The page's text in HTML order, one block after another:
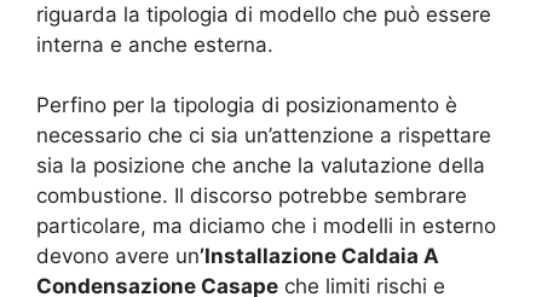
riguarda la tipologia di modello che può essere
interna e anche esterna.
Perfino per la tipologia di posizionamento è
necessario che ci sia un’attenzione a rispettare
sia la posizione che anche la valutazione della
combustione. Il discorso potrebbe sembrare
particolare, ma diciamo che i modelli in esterno
devono avere un’Installazione Caldaia A
Condensazione Casape che limiti rischi e